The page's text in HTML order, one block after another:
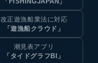
改正遊漁船業法に対応
「遊漁船クラウド」
潮見表アプリ
「タイドグラフBI」